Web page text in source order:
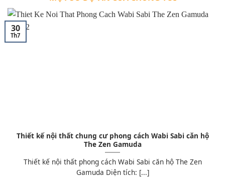
Thiết kế nội thất chung cư phong cách Wabi Sabi căn hộ
The Zen Gamuda
Thiết kế nội thất phong cách Wabi Sabi căn hộ The Zen
Gamuda Diện tích: [...]
30
Th7